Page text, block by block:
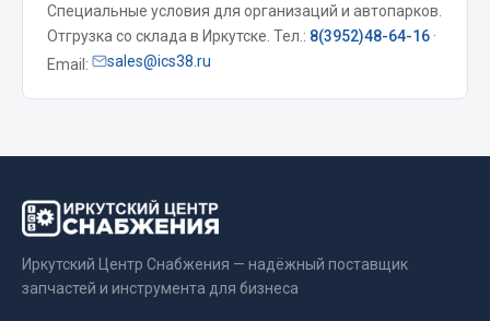
Силовое оборудование
Слесарный инструмент
Специальные условия для организаций и автопарков.
Отгрузка со склада в Иркутске. Тел.: 8(3952)48-64-16 ·
Email:
sales@ics38.ru
Иркутский Центр Снабжения — надёжный поставщик
запчастей и инструмента для бизнеса